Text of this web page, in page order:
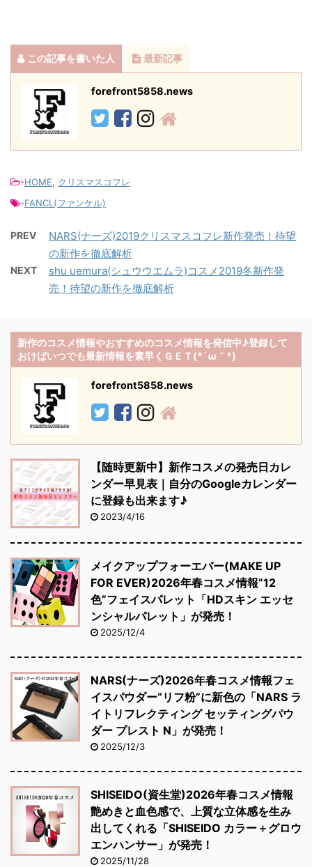
この記事を書いた人 最新記事
forefront5858.news
-HOME, クリスマスコフレ
-FANCL(ファンケル)
PREV
NARS(ナーズ)2019クリスマスコフレ新作発売！待望
の新作を徹底解析
NEXT
shu uemura(シュウウエムラ)コスメ2019冬新作発
売！待望の新作を徹底解析
新作のコスメ情報やおすすめのコスメ情報を発信中♪登録して
おけばいつでも最新情報を素早くＧＥＴ(*´ω｀*)
forefront5858.news
【随時更新中】新作コスメの発売日カレ
ンダー早見表｜自分のGoogleカレンダー
に登録も出来ます♪
2023/4/16
メイクアップフォーエバー(MAKE UP
FOR EVER)2026年春コスメ情報”12
色”フェイスパレット「HDスキン エッセ
ンシャルパレット」が発売！
2025/12/4
NARS(ナーズ)2026年春コスメ情報フェ
イスパウダー“リフ粉”に新色の「NARS ラ
イトリフレクティング セッティングパウ
ダー プレスト N」が発売！
2025/12/3
SHISEIDO(資生堂)2026年春コスメ情報
艶めきと血色感で、上質な立体感を生み
出してくれる「SHISEIDO カラー＋グロウ
エンハンサー」が発売！
2025/11/28